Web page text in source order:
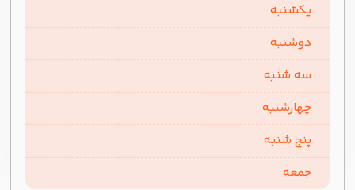
یکشنبه
دوشنبه
سه شنبه
چهارشنبه
پنج شنبه
جمعه